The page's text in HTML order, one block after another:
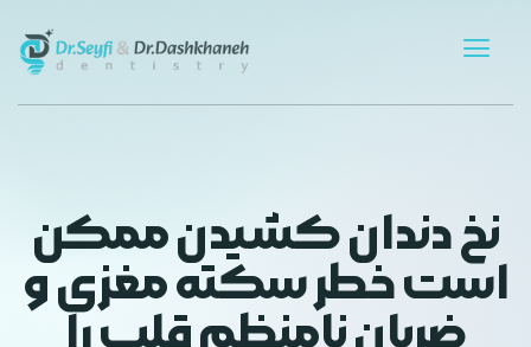
نخ دندان کشیدن ممکن
است خطر سکته مغزی و
ضربان نامنظم قلب را